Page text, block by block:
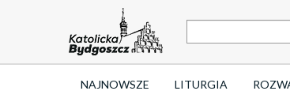
NAJNOWSZE LITURGIA